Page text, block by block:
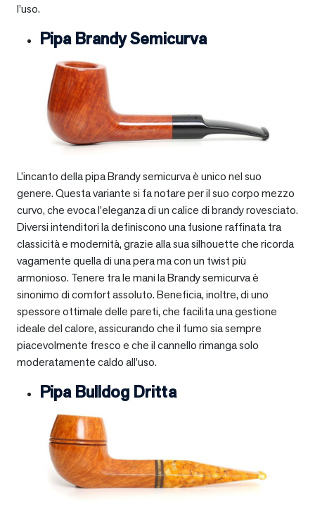
l’uso.
Pipa Brandy Semicurva
L’incanto della pipa Brandy semicurva è unico nel suo
genere. Questa variante si fa notare per il suo corpo mezzo
curvo, che evoca l’eleganza di un calice di brandy rovesciato.
Diversi intenditori la definiscono una fusione raffinata tra
classicità e modernità, grazie alla sua silhouette che ricorda
vagamente quella di una pera ma con un twist più
armonioso. Tenere tra le mani la Brandy semicurva è
sinonimo di comfort assoluto. Beneficia, inoltre, di uno
spessore ottimale delle pareti, che facilita una gestione
ideale del calore, assicurando che il fumo sia sempre
piacevolmente fresco e che il cannello rimanga solo
moderatamente caldo all’uso.
Pipa Bulldog Dritta